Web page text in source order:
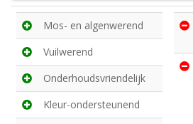
Mos- en algenwerend
Vuilwerend
Onderhoudsvriendelijk
Kleur-ondersteunend